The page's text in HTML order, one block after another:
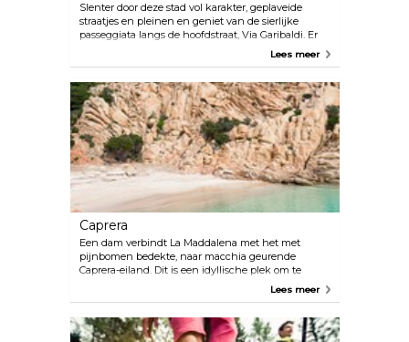
Slenter door deze stad vol karakter, geplaveide
straatjes en pleinen en geniet van de sierlijke
passeggiata langs de hoofdstraat, Via Garibaldi. Er
zijn ook enkele goede restaurants rond de pleinen
in het hart van de stad en heeft een aantal
fascinerende exposities, waaronder twee zilveren
kandelaars en een kruisbeeld, geschonken door
Lord Horatio Nelson.
Lees meer
Caprera
Een dam verbindt La Maddalena met het met
pijnbomen bedekte, naar macchia geurende
Caprera-eiland. Dit is een idyllische plek om te
wandelen en te fietsen, maar ook om het Garibaldi-
Lees meer